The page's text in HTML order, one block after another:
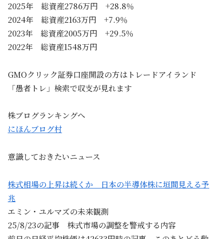
2025年 総資産2786万円 +28.8％
2024年 総資産2163万円 +7.9％
2023年 総資産2005万円 +29.5％
2022年 総資産1548万円
GMOクリック証券口座開設の方はトレードアイランド
「愚者トレ」検索で収支が見れます
株ブログランキングへ
にほんブログ村
意識しておきたいニュース
株式相場の上昇は続くか 日本の半導体株に垣間見える予
兆
エミン・ユルマズの未来観測
25/8/23の記事 株式市場の調整を警戒する内容